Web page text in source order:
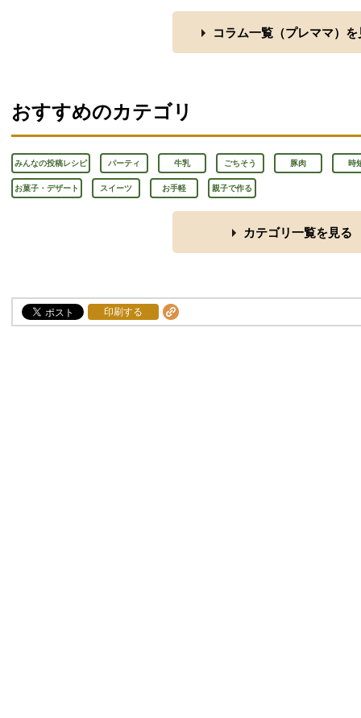
コラム一覧（プレママ）を
おすすめのカテゴリ
みんなの投稿レシピ パーティ 牛乳 ごちそう 豚肉 時
お菓子・デザート スイーツ お手軽 親子で作る
カテゴリ一覧を見る
印刷する